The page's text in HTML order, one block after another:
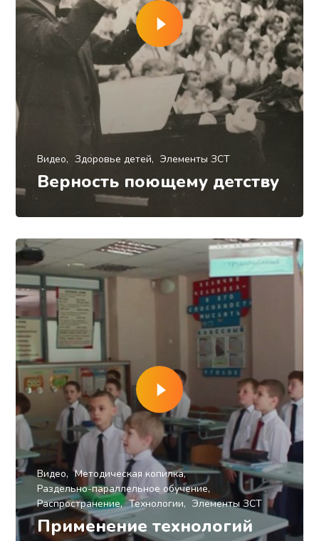
Видео Здоровье детей Элементы ЗСТ
Верность поющему детству
Видео
Методическая копилка
Раздельно-параллельное обучение
Распространение
Технологии Элементы ЗСТ
Применение технологий